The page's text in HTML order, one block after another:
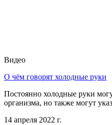
Видео
О чём говорят холодные руки
Постоянно холодные руки
организма, но также могут
14 апреля 2022 г.